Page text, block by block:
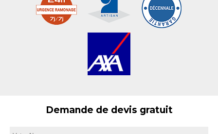
Demande de devis gratuit